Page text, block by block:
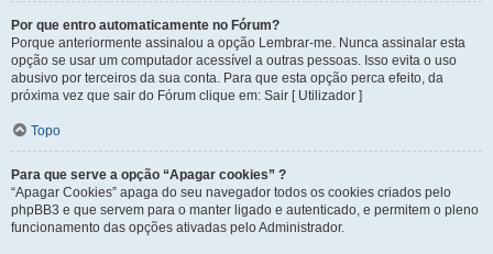
Por que entro automaticamente no Fórum?
Porque anteriormente assinalou a opção Lembrar-me. Nunca assinalar esta
opção se usar um computador acessível a outras pessoas. Isso evita o uso
abusivo por terceiros da sua conta. Para que esta opção perca efeito, da
próxima vez que sair do Fórum clique em: Sair [ Utilizador ]
Topo
Para que serve a opção “Apagar cookies” ?
“Apagar Cookies” apaga do seu navegador todos os cookies criados pelo
phpBB3 e que servem para o manter ligado e autenticado, e permitem o pleno
funcionamento das opções ativadas pelo Administrador.